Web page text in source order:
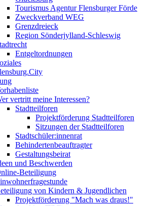
Tourismus Agentur Flensburger Förde
Zweckverband WEG
Grenzdreieck
Region Sönderjylland-Schleswig
Entgeltordnungen
vertritt meine Interessen?
Stadtteilforen
Projektförderung Stadtteilforen
Sitzungen der Stadtteilforen
Stadtschüler:innenrat
Behindertenbeauftragter
Gestaltungsbeirat
und Beschwerden
Beteiligung
von Kindern & Jugendlichen
Projektförderung "Mach was draus!"